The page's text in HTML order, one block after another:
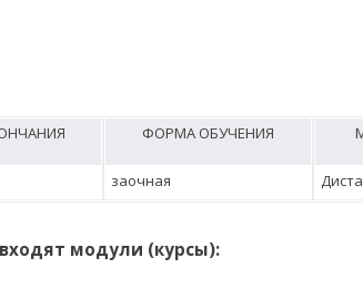
ФОРМА ОБУЧЕНИЯ
заочная
модули (курсы):